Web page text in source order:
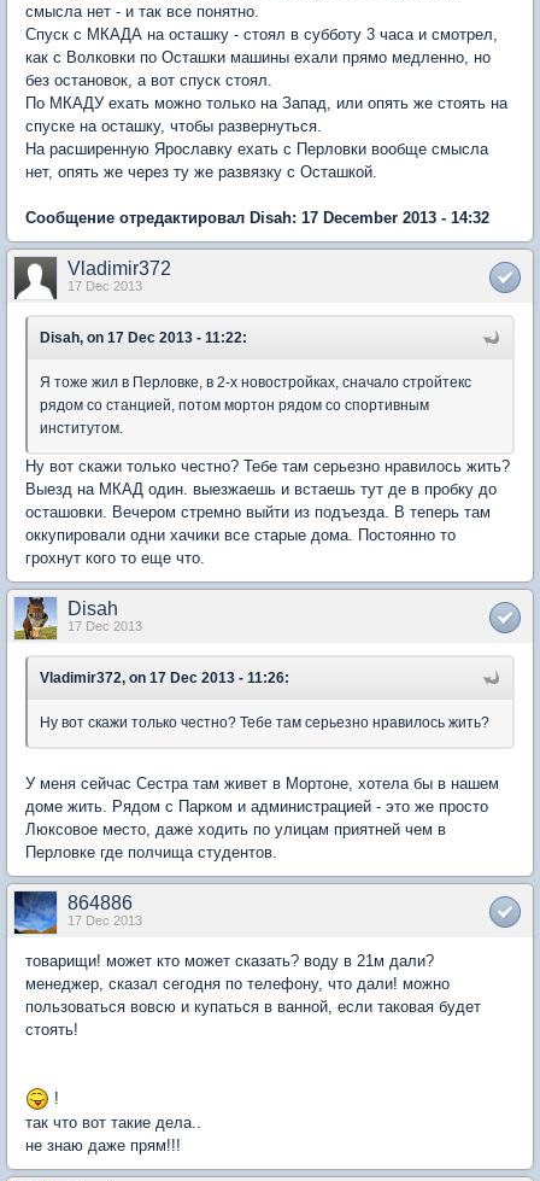
смысла нет - и так все понятно.
Спуск с МКАДА на осташку - стоял в субботу 3 часа и смотрел,
как с Волковки по Осташки машины ехали прямо медленно, но
без остановок, а вот спуск стоял.
По МКАДУ ехать можно только на Запад, или опять же стоять на
спуске на осташку, чтобы развернуться.
На расширенную Ярославку ехать с Перловки вообще смысла
нет, опять же через ту же развязку с Осташкой.
Сообщение отредактировал Disah: 17 December 2013 - 14:32
Vladimir372
17 Dec 2013
Disah, on 17 Dec 2013 - 11:22:
Я тоже жил в Перловке, в 2-х новостройках, сначало стройтекс
рядом со станцией, потом мортон рядом со спортивным
институтом.
Ну вот скажи только честно? Тебе там серьезно нравилось жить?
Выезд на МКАД один. выезжаешь и встаешь тут де в пробку до
осташовки. Вечером стремно выйти из подъезда. В теперь там
оккупировали одни хачики все старые дома. Постоянно то
грохнут кого то еще что.
Disah
17 Dec 2013
Vladimir372, on 17 Dec 2013 - 11:26:
Ну вот скажи только честно? Тебе там серьезно нравилось жить?
У меня сейчас Сестра там живет в Мортоне, хотела бы в нашем
доме жить. Рядом с Парком и администрацией - это же просто
Люксовое место, даже ходить по улицам приятней чем в
Перловке где полчища студентов.
864886
17 Dec 2013
товарищи! может кто может сказать? воду в 21м дали?
менеджер, сказал сегодня по телефону, что дали! можно
пользоваться вовсю и купаться в ванной, если таковая будет
стоять!
!
так что вот такие дела..
не знаю даже прям!!!